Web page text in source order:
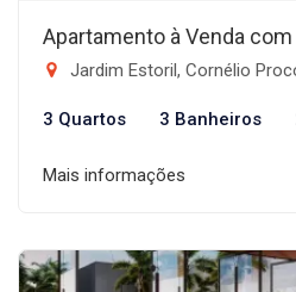
Apartamento à Venda
Jardim Estoril, Cornélio
3 Quartos 3 Banheiros
Mais informações